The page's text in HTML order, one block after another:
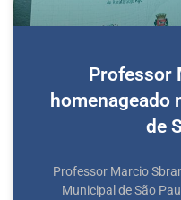
Professor
homenageado
de
Professor Marcio
Municipal de São